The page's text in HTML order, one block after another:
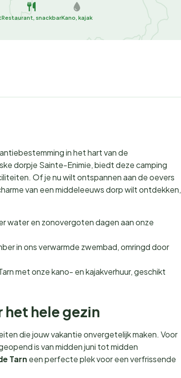
Restaurant, snackbarKano, kajak
in het hart van de
dorpje Sainte-Enimie, biedt deze camping
Of je nu wilt ontspannen aan de oevers
van een middeleeuws dorp wilt ontdekken,
water en zonovergoten dagen aan onze
in ons verwarmde zwembad, omringd door
met onze kano- en kajakverhuur, geschikt
hele gezin
die jouw vakantie onvergetelijk maken. Voor
is van midden juni tot midden
Tarn een perfecte plek voor een verfrissende